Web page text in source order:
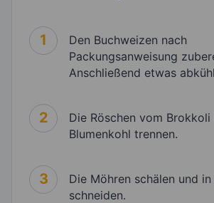
1
Den Buchweizen nach
Packungsanweisung
Anschließend etwas
2
Die Röschen vom Brokkoli
Blumenkohl trennen.
3
Die Möhren schälen und
schneiden.